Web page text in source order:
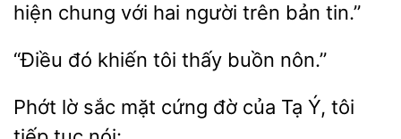
hiện chung với hai người trên bản
“Điều đó khiến nôn.”
Phớt lờ mặt
của Tạ Ý, tôi